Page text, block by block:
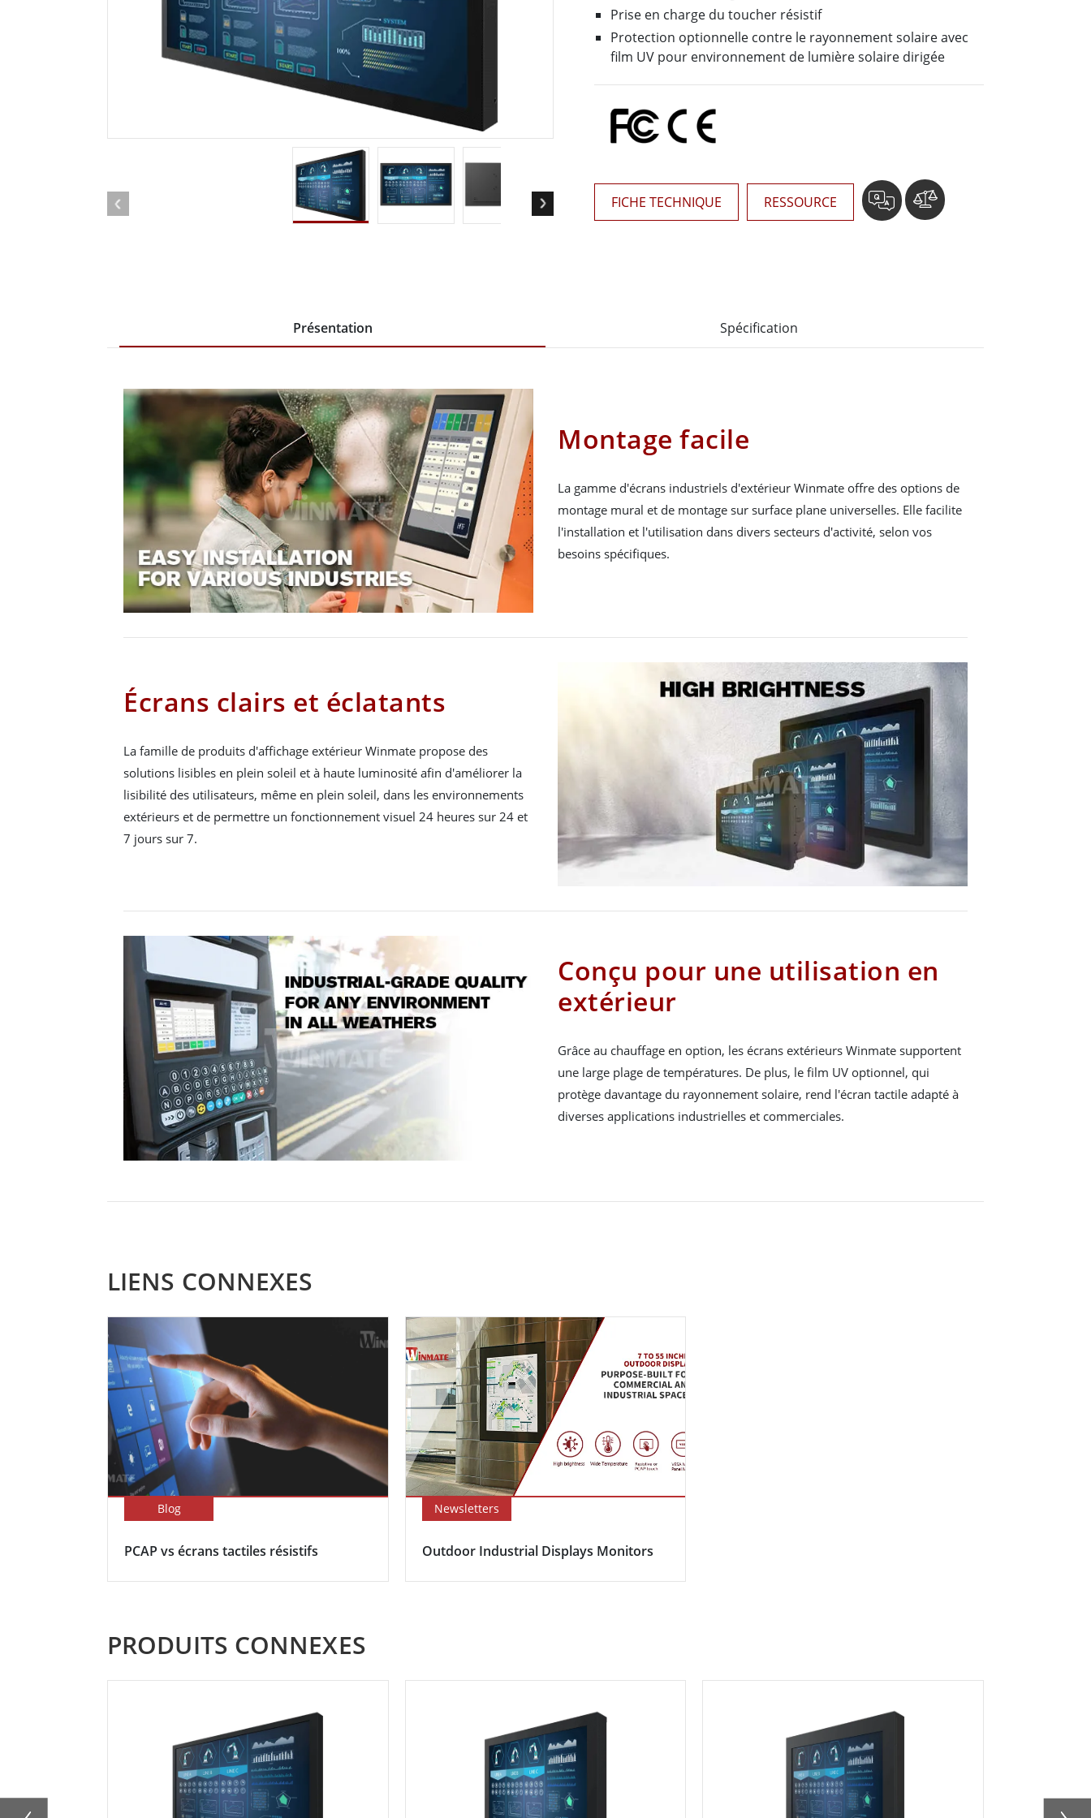
Tablettes pour ordinateurs embarqués
Passerelle radio
Écran pour la santé
Ordinateurs embarqués marine
Contrôleur robotique Pétrole et gaz, classe ATEX
Tablette durcie certifié ATEX
Terminaux portables robustes certifiés
Panneau PC certifiés ATEX
Ordinateur IA
Ordinateurs Edge AI
Acier inoxydable
Prise en charge du toucher résistif
Protection optionnelle contre le rayonnement solaire avec
film UV pour environnement de lumière solaire dirigée
FICHE TECHNIQUE RESSOURCE
Présentation Spécification
Montage facile
La gamme d'écrans industriels d'extérieur Winmate offre des options de
montage mural et de montage sur surface plane universelles. Elle facilite
l'installation et l'utilisation dans divers secteurs d'activité, selon vos
besoins spécifiques.
Écrans clairs et éclatants
La famille de produits d'affichage extérieur Winmate propose des
solutions lisibles en plein soleil et à haute luminosité afin d'améliorer la
lisibilité des utilisateurs, même en plein soleil, dans les environnements
extérieurs et de permettre un fonctionnement visuel 24 heures sur 24 et
7 jours sur 7.
Conçu pour une utilisation en
extérieur
Grâce au chauffage en option, les écrans extérieurs Winmate supportent
une large plage de températures. De plus, le film UV optionnel, qui
protège davantage du rayonnement solaire, rend l'écran tactile adapté à
diverses applications industrielles et commerciales.
LIENS CONNEXES
Blog
PCAP vs écrans tactiles résistifs
Newsletters
Outdoor Industrial Displays Monitors
PRODUITS CONNEXES